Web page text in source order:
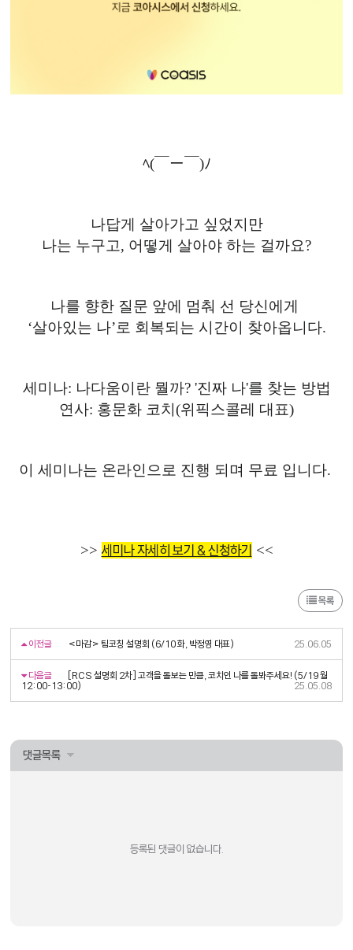
ﾍ(￣ー￣)ﾉ
나답게 살아가고 싶었지만
나는 누구고, 어떻게 살아야 하는 걸까요?
나를 향한 질문 앞에 멈춰 선 당신에게
‘살아있는 나’로 회복되는 시간이 찾아옵니다.
세미나: 나다움이란 뭘까? '진짜 나'를 찾는 방법
연사: 홍문화 코치(위픽스콜레 대표)
이 세미나는 온라인으로 진행 되며 무료 입니다.
>> 세미나 자세히 보기 & 신청하기 <<
목록
이전글 <마감> 팀코칭 설명회 (6/10 화, 박정영 대표) 25.06.05
다음글
[RCS 설명회 2차] 고객을 돌보는 만큼, 코치인 나를 돌봐주세요! (5/19 월
12:00-13:00)
25.05.08
댓글목록
등록된 댓글이 없습니다.